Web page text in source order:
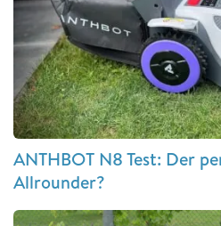
ANTHBOT N8 Test: Der
Allrounder?